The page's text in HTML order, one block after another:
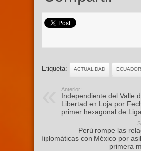
Etiqueta: ACTUALIDAD ECUADOR
Anterior:
Independiente del Valle
Libertad en Loja por
primer hexagonal de
Perú rompe las
diplomáticas con México por
primera